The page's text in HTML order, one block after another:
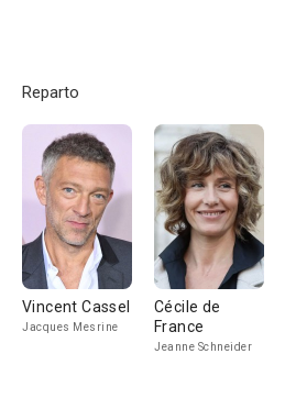
Reparto
Vincent Cassel
Jacques Mesrine
Cécile de
France
Jeanne Schneider